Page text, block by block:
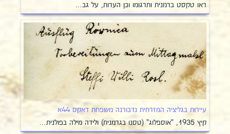
ראו טקסט ברמנית ותרגומו וכן הערות, על גב…
עיירות בגליציה המזרחית נדבורנה משפחת דאקס 44א
קיץ 1935, "אוספלוג" (טסנו בגרמנית) ולידה מילה בפולנית…